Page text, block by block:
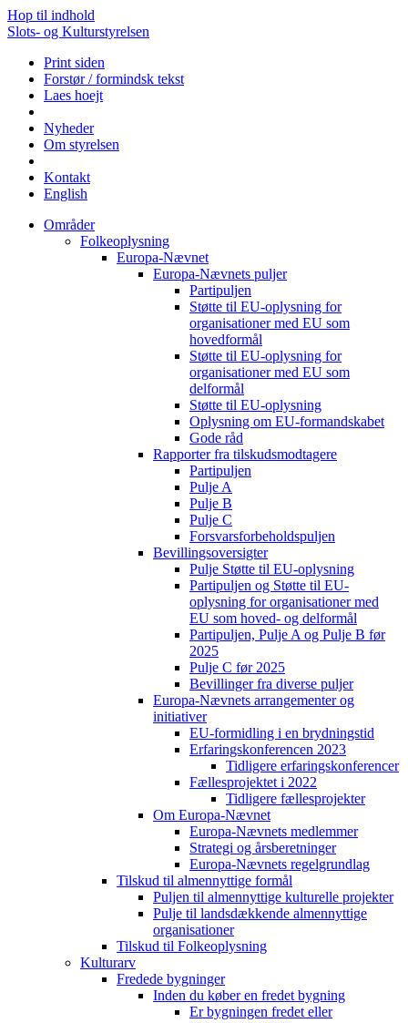
Hop til indhold
Slots- og Kulturstyrelsen
Print siden
Forstør / formindsk tekst
Laes hoejt
Nyheder
Om styrelsen
Kontakt
English
Områder
Folkeoplysning
Europa-Nævnet
Europa-Nævnets puljer
Partipuljen
Støtte til EU-oplysning for
organisationer med EU som
hovedformål
Støtte til EU-oplysning for
organisationer med EU som
delformål
Støtte til EU-oplysning
Oplysning om EU-formandskabet
Gode råd
Rapporter fra tilskudsmodtagere
Partipuljen
Pulje A
Pulje B
Pulje C
Forsvarsforbeholdspuljen
Bevillingsoversigter
Pulje Støtte til EU-oplysning
Partipuljen og Støtte til EU-
oplysning for organisationer med
EU som hoved- og delformål
Partipuljen, Pulje A og Pulje B før
2025
Pulje C før 2025
Bevillinger fra diverse puljer
Europa-Nævnets arrangementer og
initiativer
EU-formidling i en brydningstid
Erfaringskonferencen 2023
Tidligere erfaringskonferencer
Fællesprojektet i 2022
Tidligere fællesprojekter
Om Europa-Nævnet
Europa-Nævnets medlemmer
Strategi og årsberetninger
Europa-Nævnets regelgrundlag
Tilskud til almennyttige formål
Puljen til almennyttige kulturelle projekter
Pulje til landsdækkende almennyttige
organisationer
Tilskud til Folkeoplysning
Kulturarv
Fredede bygninger
Inden du køber en fredet bygning
Er bygningen fredet eller